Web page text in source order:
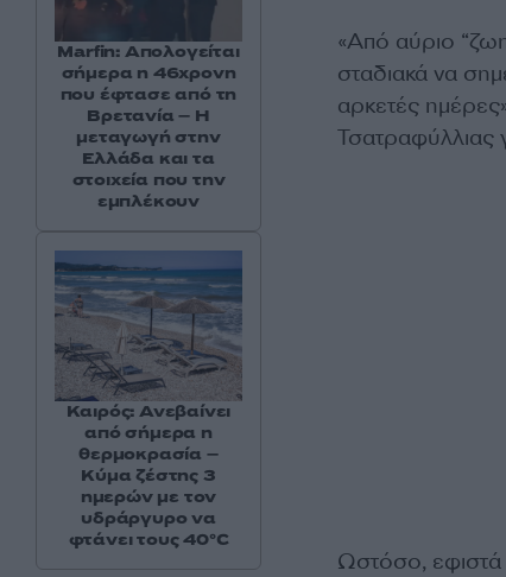
«Από αύριο
σταδιακά να
αρκετές
Τσατραφύλλιας
Ωστόσο, εφιστά
Marfin: Απολογείται
σήμερα η 46χρονη
που έφτασε από τη
Βρετανία – Η
μεταγωγή στην
Ελλάδα και τα
στοιχεία που την
εμπλέκουν
Καιρός: Ανεβαίνει
από σήμερα η
θερμοκρασία –
Κύμα ζέστης 3
ημερών με τον
υδράργυρο να
φτάνει τους 40°C